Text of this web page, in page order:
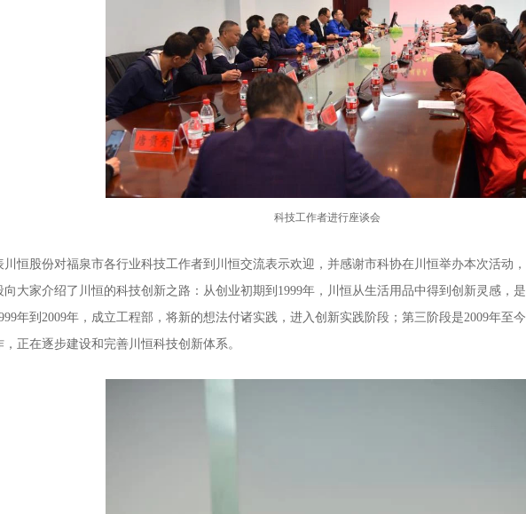
科技工作者进行座谈会
川恒股份对福泉市各行业科技工作者到川恒交流表示欢迎，并感谢市科协在川恒举办本次活动
向大家介绍了川恒的科技创新之路：从创业初期到1999年，川恒从生活用品中得到创新灵感，
年到2009年，成立工程部，将新的想法付诸实践，进入创新实践阶段；第三阶段是2009年至
，正在逐步建设和完善川恒科技创新体系。